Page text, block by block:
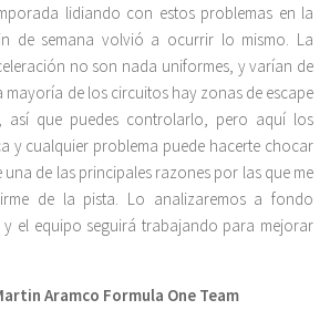
lidiando con estos problemas en la
de semana volvió a ocurrir lo mismo. La
no son nada uniformes, y varían de
mayoría de los circuitos hay zonas de escape
así que puedes controlarlo, pero aquí los
y cualquier problema puede hacerte chocar
una de las principales razones por las que me
de la pista. Lo analizaremos a fondo
y el equipo seguirá trabajando para mejorar
Aramco Formula One Team